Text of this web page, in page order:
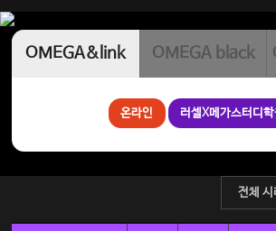
OMEGA&link OMEGA black
온라인 러셀X메가스터디학
전체 시